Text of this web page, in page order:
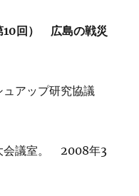
10回） 広島の戦災
アップ研究協議
会議室。 2008年3